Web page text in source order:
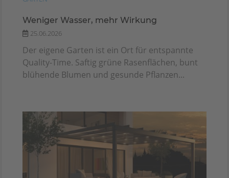
Weniger Wasser, mehr Wirkung
25.06.2026
Der eigene Garten ist ein Ort für entspannte
Quality-Time. Saftig grüne Rasenflächen, bunt
blühende Blumen und gesunde Pflanzen...